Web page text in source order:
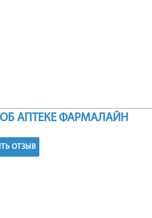
АПТЕКЕ ФАРМАЛАЙН
ОТЗЫВ